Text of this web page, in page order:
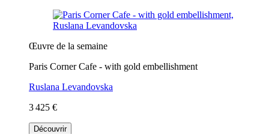
Œuvre de la semaine
Paris Corner Cafe - with gold embellishment
Ruslana Levandovska
3 425 €
Découvrir